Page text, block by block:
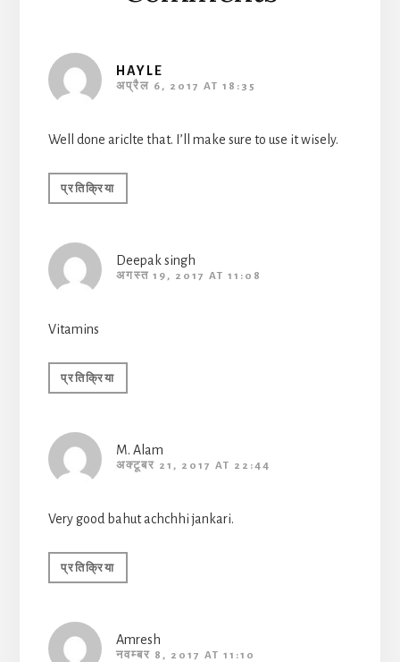
HAYLE
अप्रैल 6, 2017 AT 18:35
Well done ariclte that. I’ll make sure to use it wisely.
प्रतिक्रिया
Deepak singh
अगस्त 19, 2017 AT 11:08
Vitamins
प्रतिक्रिया
M. Alam
अक्टूबर 21, 2017 AT 22:44
Very good bahut achchhi jankari.
प्रतिक्रिया
Amresh
नवम्बर 8, 2017 AT 11:10